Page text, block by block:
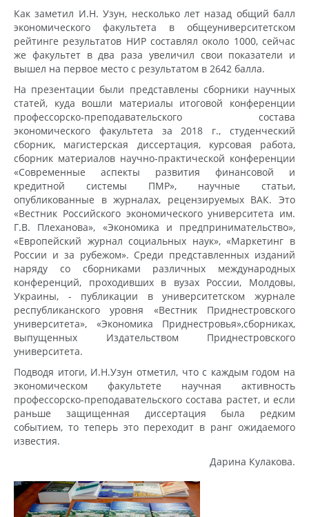
Как заметил И.Н. Узун, несколько лет назад общий балл
экономического факультета в общеуниверситетском
рейтинге результатов НИР составлял около 1000, сейчас
же факультет в два раза увеличил свои показатели и
вышел на первое место с результатом в 2642 балла.
На презентации были представлены сборники научных
статей, куда вошли материалы итоговой конференции
профессорско-преподавательского состава
экономического факультета за 2018 г., студенческий
сборник, магистерская диссертация, курсовая работа,
сборник материалов научно-практической конференции
«Современные аспекты развития финансовой и
кредитной системы ПМР», научные статьи,
опубликованные в журналах, рецензируемых ВАК. Это
«Вестник Российского экономического университета им.
Г.В. Плеханова», «Экономика и предпринимательство»,
«Европейский журнал социальных наук», «Маркетинг в
России и за рубежом». Среди представленных изданий
наряду со сборниками различных международных
конференций, проходивших в вузах России, Молдовы,
Украины, - публикации в университетском журнале
республиканского уровня «Вестник Приднестровского
университета», «Экономика Приднестровья»,сборниках,
выпущенных Издательством Приднестровского
университета.
Подводя итоги, И.Н.Узун отметил, что с каждым годом на
экономическом факультете научная активность
профессорско-преподавательского состава растет, и если
раньше защищенная диссертация была редким
событием, то теперь это переходит в ранг ожидаемого
известия.
Дарина Кулакова.